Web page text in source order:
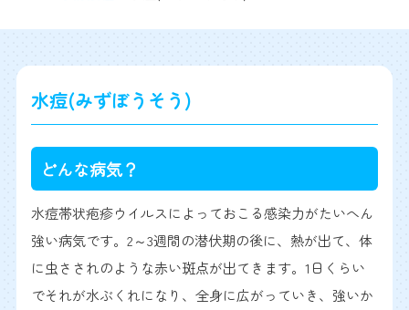
水痘(みずぼうそう)
どんな病気？
水痘帯状疱疹ウイルスによっておこる感染力がたいへん
強い病気です。2～3週間の潜伏期の後に、熱が出て、体
に虫さされのような赤い斑点が出てきます。1日くらい
でそれが水ぶくれになり、全身に広がっていき、強いか